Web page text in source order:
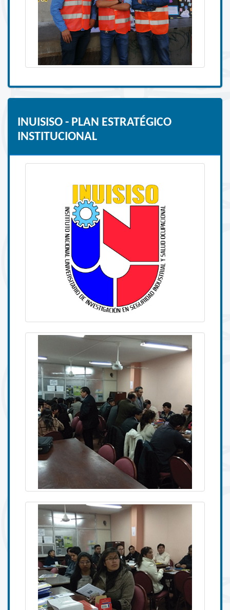
INUISISO - PLAN ESTRATÉGICO
INSTITUCIONAL